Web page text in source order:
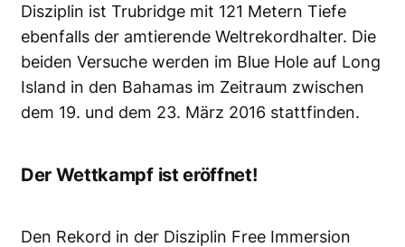
Disziplin ist Trubridge mit 121 Metern Tiefe
ebenfalls der amtierende Weltrekordhalter. Die
beiden Versuche werden im Blue Hole auf Long
Island in den Bahamas im Zeitraum zwischen
dem 19. und dem 23. März 2016 stattfinden.
Der Wettkampf ist eröffnet!
Den Rekord in der Disziplin Free Immersion